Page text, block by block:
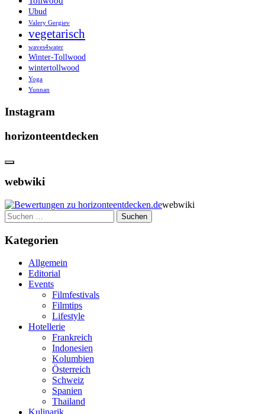
Ubud
Valery Gergiev
vegetarisch
waves4water
Winter-Tollwood
wintertollwood
Yoga
Yunnan
Instagram
horizonteentdecken
webwiki
webwiki
Suchen
nach:
Kategorien
Allgemein
Editorial
Events
Filmfestivals
Filmtips
Lifestyle
Hotellerie
Frankreich
Indonesien
Kolumbien
Österreich
Schweiz
Spanien
Thailand